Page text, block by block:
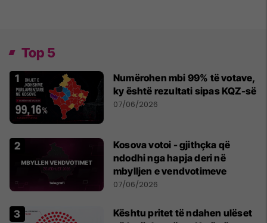
Top 5
Numërohen mbi 99% të votave,
ky është rezultati sipas KQZ-së
07/06/2026
Kosova votoi - gjithçka që
ndodhi nga hapja deri në
mbylljen e vendvotimeve
07/06/2026
Kështu pritet të ndahen ulëset